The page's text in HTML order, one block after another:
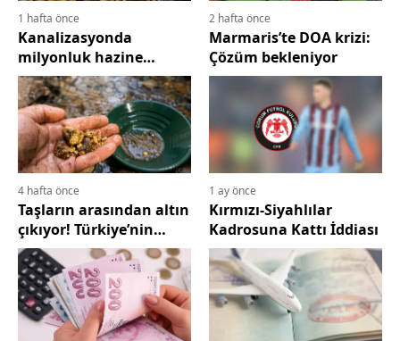
Edirne
Elazığ
Erzincan
Erzurum
Eskişehir
Gaziantep
Gümüşhane
Hakkari
1 hafta önce
Kanalizasyonda
milyonluk hazine
ortaya çıktı! Miktarı
dudak uçuklattı
2 hafta önce
Marmaris’te DOA krizi:
Çözüm bekleniyor
4 hafta önce
Taşların arasından altın
çıkıyor! Türkiye’nin
birçok ilinde var
1 ay önce
Kırmızı-Siyahlılar
Kadrosuna Kattı İddiası